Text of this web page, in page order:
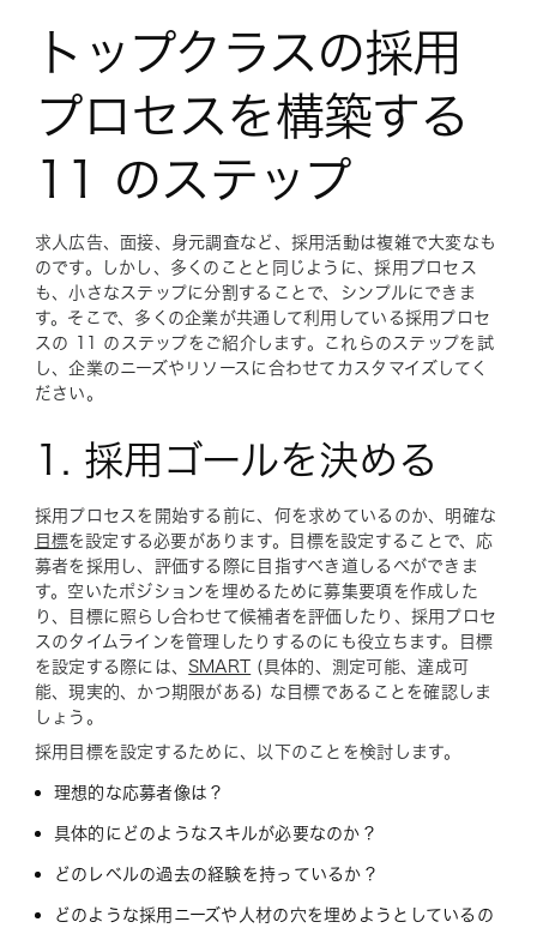
トップクラスの採用
プロセスを構築する
11 のステップ
求人広告、面接、身元調査など、採用活動は複雑で大変なも
のです。しかし、多くのことと同じように、採用プロセス
も、小さなステップに分割することで、シンプルにできま
す。そこで、多くの企業が共通して利用している採用プロセ
スの 11 のステップをご紹介します。これらのステップを試
し、企業のニーズやリソースに合わせてカスタマイズしてく
ださい。
1. 採用ゴールを決める
採用プロセスを開始する前に、何を求めているのか、明確な
目標を設定する必要があります。目標を設定することで、応
募者を採用し、評価する際に目指すべき道しるべができま
す。空いたポジションを埋めるために募集要項を作成した
り、目標に照らし合わせて候補者を評価したり、採用プロセ
スのタイムラインを管理したりするのにも役立ちます。目標
を設定する際には、 SMART
(具体的、測定可能、達成可
能、現実的、かつ期限がある) な目標であることを確認しま
しょう。
採用目標を設定するために、以下のことを検討します。
理想的な応募者像は？
具体的にどのようなスキルが必要なのか？
どのレベルの過去の経験を持っているか？
どのような採用ニーズや人材の穴を埋めようとしているの